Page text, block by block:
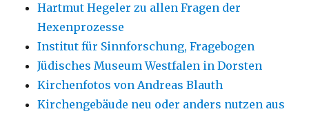
Hartmut Hegeler zu allen Fragen der
Hexenprozesse
Institut für Sinnforschung, Fragebogen
Jüdisches Museum Westfalen in Dorsten
Kirchenfotos von Andreas Blauth
Kirchengebäude neu oder anders nutzen aus